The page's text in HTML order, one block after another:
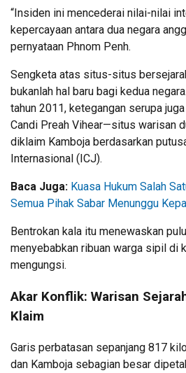
“Insiden ini mencederai nilai-nilai
kepercayaan antara dua negara
pernyataan Phnom Penh.
Sengketa atas situs-situs
bukanlah hal baru bagi kedua
tahun 2011, ketegangan serupa
Candi Preah Vihear—situs warisan
diklaim Kamboja berdasarkan
Internasional (ICJ).
Baca Juga: Kuasa Hukum Salah
Semua Pihak Sabar Menunggu
Bentrokan kala itu menewaskan
menyebabkan ribuan warga sipil di
mengungsi.
Akar Konflik: Warisan
Klaim
Garis perbatasan sepanjang 817
dan Kamboja sebagian besar